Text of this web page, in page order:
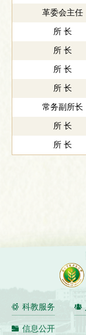
革委会主任
所 长
所 长
所 长
所 长
常务副所长
所 长
所 长
科教服务
信息公开